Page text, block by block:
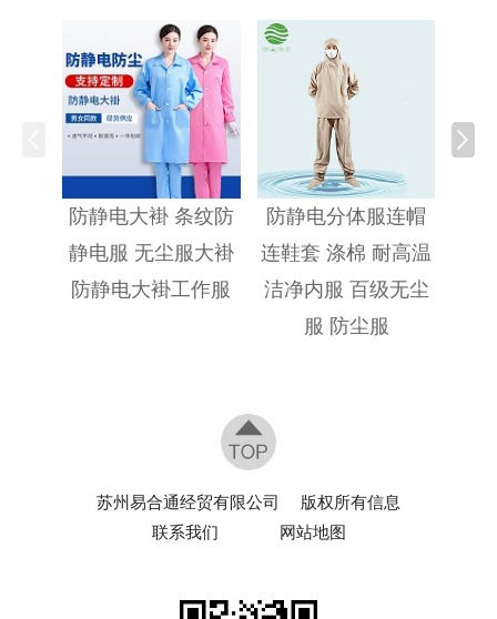
防静电大褂 条纹防
静电服 无尘服大褂
防静电大褂工作服
防静电分体服连帽
连鞋套 涤棉 耐高温
洁净内服 百级无尘
服 防尘服
防
苏州易合通经贸有限公司
版权所有信息
联系我们
网站地图